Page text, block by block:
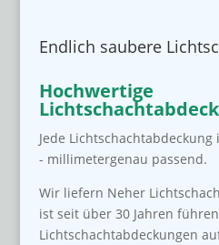
Endlich saubere
Hochwertige
Jede
- millimetergenau passend.
Wir liefern Neher
ist seit über 30 Jahren
Lichtschachtabdeckungen